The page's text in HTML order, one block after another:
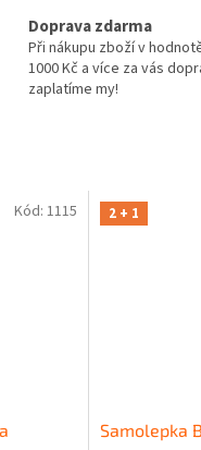
Doprava zdarma
Při nákupu zboží v
1000 Kč a více za vás
zaplatíme my!
Kód: 1115 2 + 1
Samolepka